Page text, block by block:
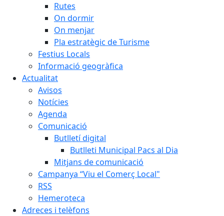
Rutes
On dormir
On menjar
Pla estratègic de Turisme
Festius Locals
Informació geogràfica
Actualitat
Avisos
Notícies
Agenda
Comunicació
Butlletí digital
Butlleti Municipal Pacs al Dia
Mitjans de comunicació
Campanya “Viu el Comerç Local"
RSS
Hemeroteca
Adreces i telèfons